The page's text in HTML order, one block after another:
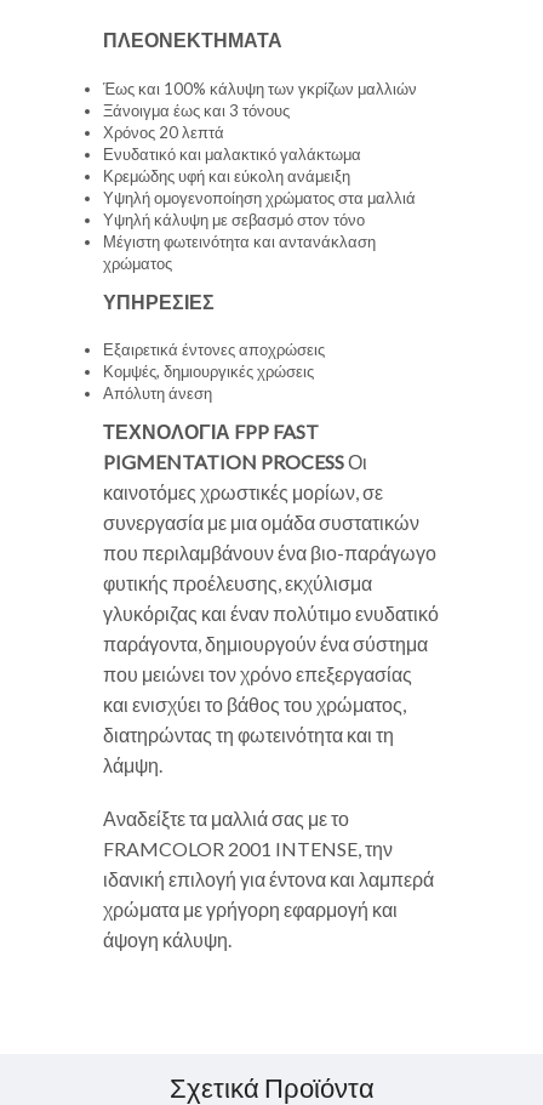
ΠΛΕΟΝΕΚΤΗΜΑΤΑ
Έως και 100% κάλυψη των γκρίζων μαλλιών
Ξάνοιγμα έως και 3 τόνους
Χρόνος 20 λεπτά
Ενυδατικό και μαλακτικό γαλάκτωμα
Κρεμώδης υφή και εύκολη ανάμειξη
Υψηλή ομογενοποίηση χρώματος στα μαλλιά
Υψηλή κάλυψη με σεβασμό στον τόνο
Μέγιστη φωτεινότητα και αντανάκλαση
χρώματος
ΥΠΗΡΕΣΙΕΣ
Εξαιρετικά έντονες αποχρώσεις
Κομψές, δημιουργικές χρώσεις
Απόλυτη άνεση
ΤΕΧΝΟΛΟΓΙΑ FPP FAST
PIGMENTATION PROCESSΟι
καινοτόμες χρωστικές μορίων, σε
συνεργασία με μια ομάδα συστατικών
που περιλαμβάνουν ένα βιο-παράγωγο
φυτικής προέλευσης, εκχύλισμα
γλυκόριζας και έναν πολύτιμο ενυδατικό
παράγοντα, δημιουργούν ένα σύστημα
που μειώνει τον χρόνο επεξεργασίας
και ενισχύει το βάθος του χρώματος,
διατηρώντας τη φωτεινότητα και τη
λάμψη.
Αναδείξτε τα μαλλιά σας με το
FRAMCOLOR 2001 INTENSE, την
ιδανική επιλογή για έντονα και λαμπερά
χρώματα με γρήγορη εφαρμογή και
άψογη κάλυψη.
Σχετικά Προϊόντα